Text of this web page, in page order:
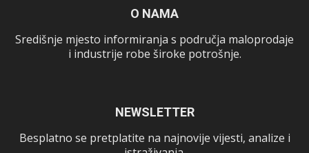
O NAMA
Središnje mjesto informiranja s područja maloprodaje
i industrije robe široke potrošnje.
NEWSLETTER
Besplatno se pretplatite na najnovije vijesti, analize i